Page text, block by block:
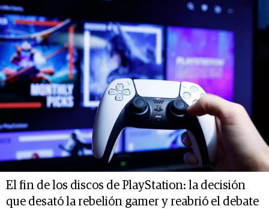
El fin de los discos de PlayStation: la decisión
que desató la rebelión gamer y reabrió el debate